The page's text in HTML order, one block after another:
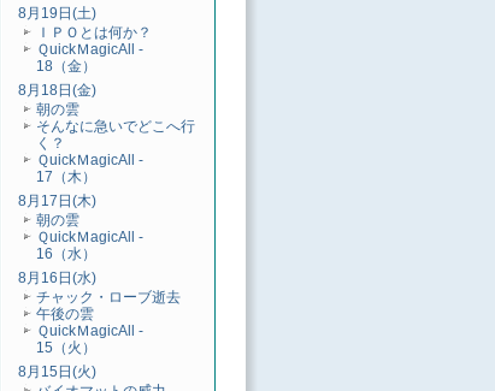
8月19日(土)
ＩＰＯとは何か？
ＱuickＭagicAll -
18（金）
8月18日(金)
朝の雲
そんなに急いでどこへ行
く？
ＱuickＭagicAll -
17（木）
8月17日(木)
朝の雲
ＱuickＭagicAll -
16（水）
8月16日(水)
チャック・ローブ逝去
午後の雲
ＱuickＭagicAll -
15（火）
8月15日(火)